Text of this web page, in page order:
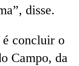
disse.
concluir o
Campo, da